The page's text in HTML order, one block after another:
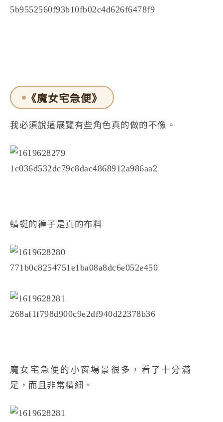
《魔女宅急便》
我必須說這展覽有些角色真的做的不像。
蜻蜓的褲子是真的布料
魔女宅急便的小窗場景很多，看了十分滿
足，而且非常精細。